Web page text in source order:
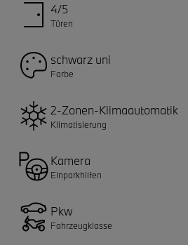
4/5
Türen
schwarz uni
Farbe
2-Zonen-Klimaautomatik
Klimatisierung
Kamera
Einparkhilfen
Pkw
Fahrzeugklasse